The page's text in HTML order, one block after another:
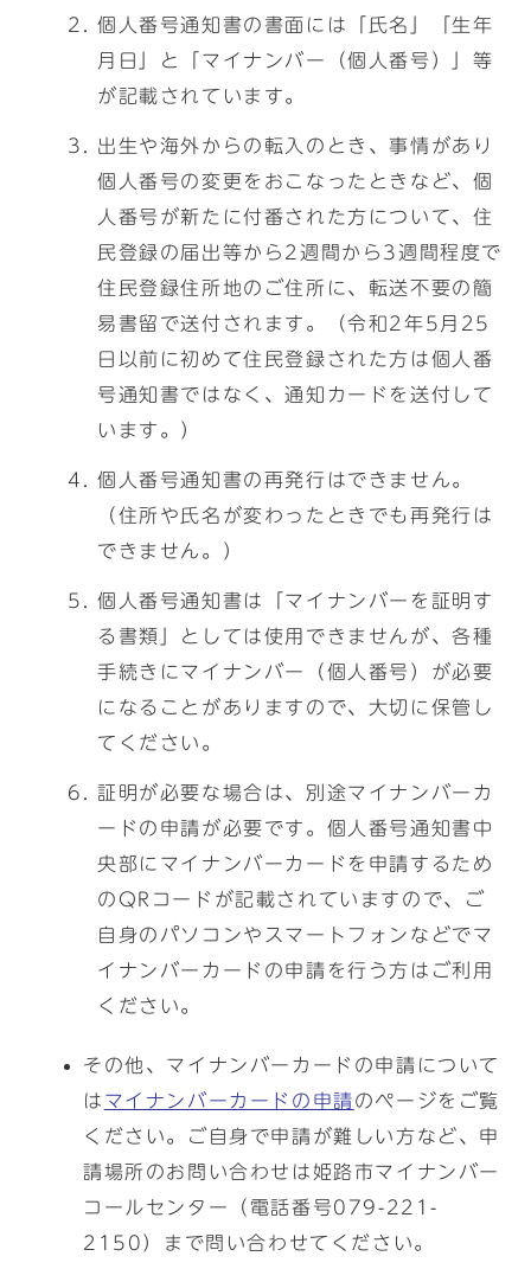
個人番号通知書の書面には「氏名」「生年
月日」と「マイナンバー（個人番号）」等
が記載されています。
出生や海外からの転入のとき、事情があり
個人番号の変更をおこなったときなど、個
人番号が新たに付番された方について、住
民登録の届出等から2週間から3週間程度で
住民登録住所地のご住所に、転送不要の簡
易書留で送付されます。（令和2年5月25
日以前に初めて住民登録された方は個人番
号通知書ではなく、通知カードを送付して
います。）
個人番号通知書の再発行はできません。
（住所や氏名が変わったときでも再発行は
できません。）
個人番号通知書は「マイナンバーを証明す
る書類」としては使用できませんが、各種
手続きにマイナンバー（個人番号）が必要
になることがありますので、大切に保管し
てください。
証明が必要な場合は、別途マイナンバーカ
ードの申請が必要です。個人番号通知書中
央部にマイナンバーカードを申請するため
のQRコードが記載されていますので、ご
自身のパソコンやスマートフォンなどでマ
イナンバーカードの申請を行う方はご利用
ください。
その他、マイナンバーカードの申請について
は マイナンバーカードの申請のページをご覧
ください。ご自身で申請が難しい方など、申
請場所のお問い合わせは姫路市マイナンバー
コールセンター（電話番号079-221-
2150）まで問い合わせてください。